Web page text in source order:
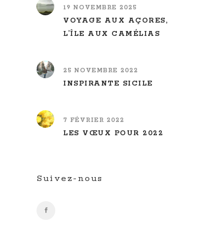
19 NOVEMBRE 2025
VOYAGE AUX AÇORES,
L’ÎLE AUX CAMÉLIAS
25 NOVEMBRE 2022
INSPIRANTE SICILE
7 FÉVRIER 2022
LES VŒUX POUR 2022
Suivez-nous